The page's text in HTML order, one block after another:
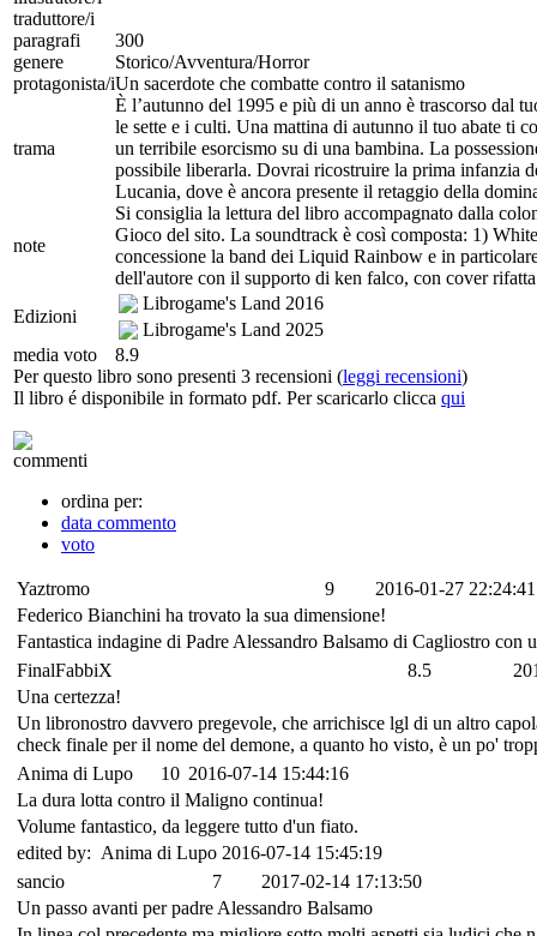
traduttore/i
paragrafi
300
genere
Storico/Avventura/Horror
protagonista/iUn sacerdote che combatte contro il satanismo
trama
È l’autunno del 1995 e più di un anno è trascorso dal
le sette e i culti. Una mattina di autunno il tuo abate ti
un terribile esorcismo su di una bambina. La
possibile liberarla. Dovrai ricostruire la prima infanzia
Lucania, dove è ancora presente il retaggio della
note
Si consiglia la lettura del libro accompagnato dalla
Gioco del sito. La soundtrack è così composta: 1)
concessione la band dei Liquid Rainbow e in
dell'autore con il supporto di ken falco, con cover
Edizioni
Librogame's Land 2016
Librogame's Land 2025
media voto
8.9
Per questo libro sono presenti 3 recensioni (leggi recensioni)
Il libro é disponibile in formato pdf. Per scaricarlo clicca qui
commenti
ordina per:
data commento
voto
Yaztromo 9
2016-01-27 22:24:41
Federico Bianchini ha trovato la sua dimensione!
Fantastica indagine di Padre Alessandro Balsamo di Cagliostro
FinalFabbiX
8.5
Una certezza!
Un libronostro davvero pregevole, che arrichisce lgl di un altro
check finale per il nome del demone, a quanto ho visto, è un po'
Anima di Lupo
10 2016-07-14 15:44:16
La dura lotta contro il Maligno continua!
Volume fantastico, da leggere tutto d'un fiato.
edited by: Anima di Lupo 2016-07-14 15:45:19
sancio
7
2017-02-14 17:13:50
Un passo avanti per padre Alessandro Balsamo